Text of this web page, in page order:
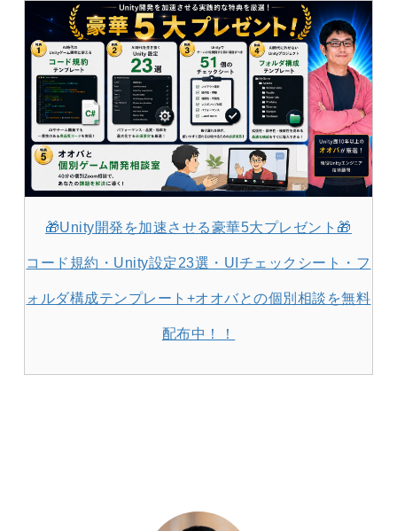
🎁Unity開発を加速させる豪華5大プレゼント🎁
コード規約・Unity設定23選・UIチェックシート・フ
ォルダ構成テンプレート+オオバとの個別相談を無料
配布中！！